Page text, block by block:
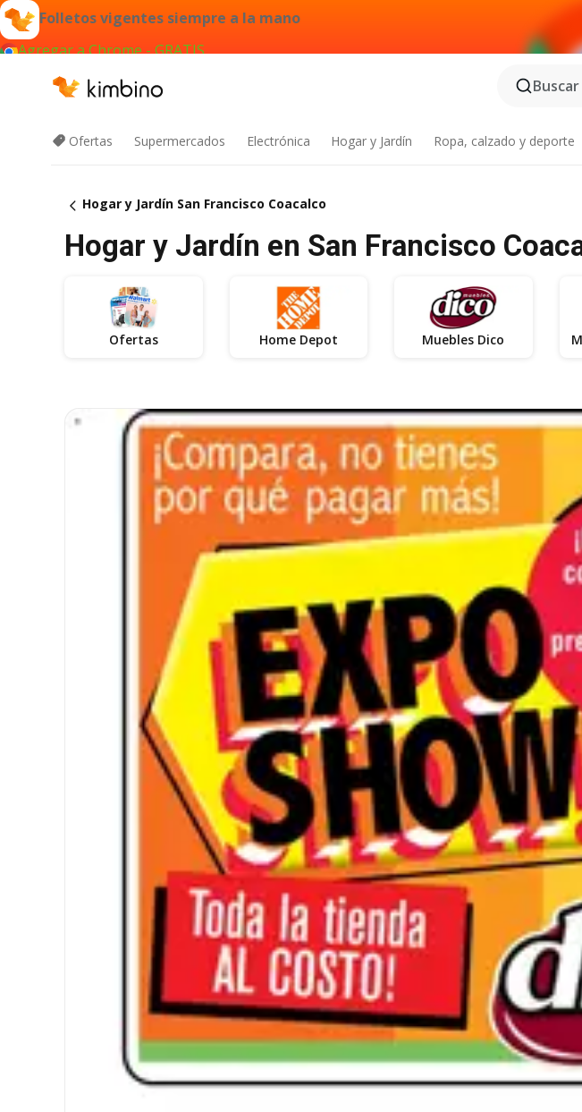
Folletos vigentes siempre a la mano
Agregar a Chrome - GRATIS
Ofertas Supermercados Electrónica Hogar y Jardín Ropa, calzado y deporte
Hogar y Jardín San Francisco Coacalco
Hogar y Jardín en San Francisco
Ofertas Home Depot Muebles Dico